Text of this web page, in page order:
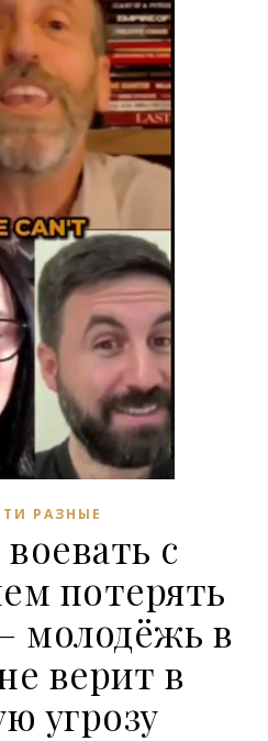
РАЗНЫЕ
с
потерять
молодёжь в
верит в
угрозу